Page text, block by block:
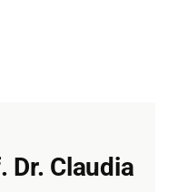
Dr. Claudia